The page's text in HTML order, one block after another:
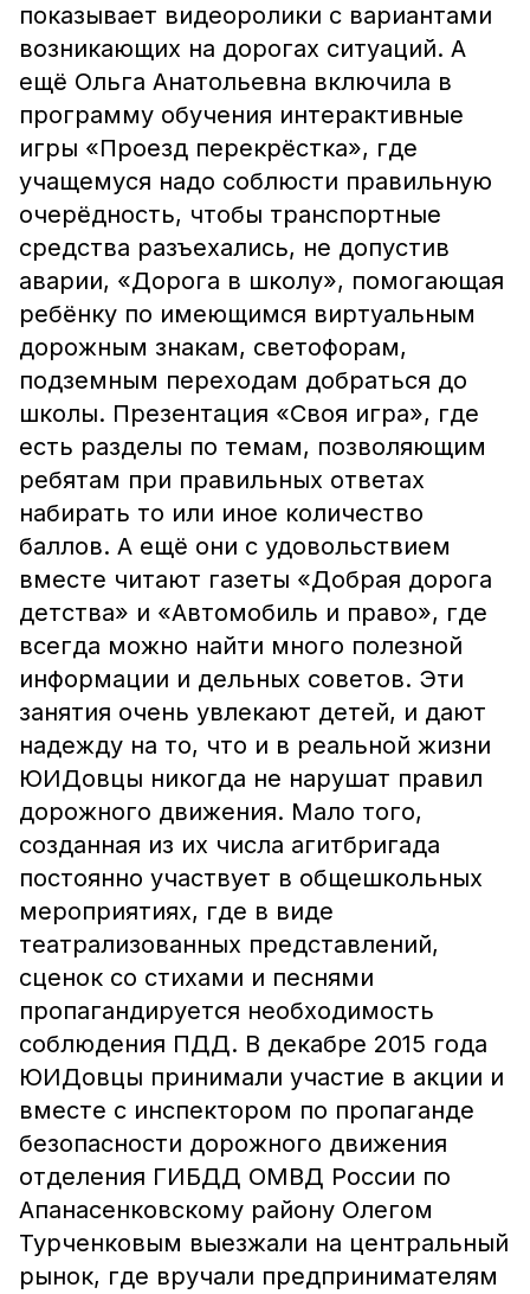
показывает видеоролики с вариантами
возникающих на дорогах ситуаций. А
ещё Ольга Анатольевна включила в
программу обучения интерактивные
игры «Проезд перекрёстка», где
учащемуся надо соблюсти правильную
очерёдность, чтобы транспортные
средства разъехались, не допустив
аварии, «Дорога в школу», помогающая
ребёнку по имеющимся виртуальным
дорожным знакам, светофорам,
подземным переходам добраться до
школы. Презентация «Своя игра», где
есть разделы по темам, позволяющим
ребятам при правильных ответах
набирать то или иное количество
баллов. А ещё они с удовольствием
вместе читают газеты «Добрая дорога
детства» и «Автомобиль и право», где
всегда можно найти много полезной
информации и дельных советов. Эти
занятия очень увлекают детей, и дают
надежду на то, что и в реальной жизни
ЮИДовцы никогда не нарушат правил
дорожного движения. Мало того,
созданная из их числа агитбригада
постоянно участвует в общешкольных
мероприятиях, где в виде
театрализованных представлений,
сценок со стихами и песнями
пропагандируется необходимость
соблюдения ПДД. В декабре 2015 года
ЮИДовцы принимали участие в акции и
вместе с инспектором по пропаганде
безопасности дорожного движения
отделения ГИБДД ОМВД России по
Апанасенковскому району Олегом
Турченковым выезжали на центральный
рынок, где вручали предпринимателям